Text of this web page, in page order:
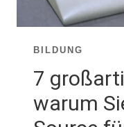
BILDUNG
7
warum